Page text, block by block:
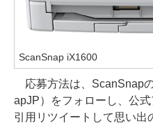
ScanSnap iX1600
応募方法は、ScanSnap
apJP）をフォローし、公
引用リツイートして思い出